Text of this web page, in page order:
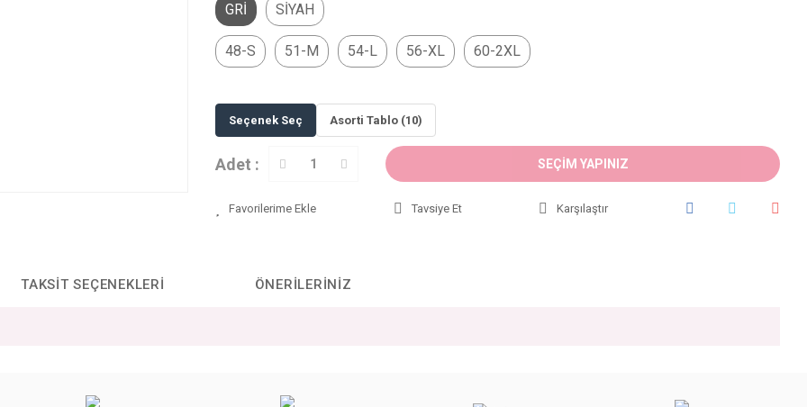
GRİ SİYAH
48-S 51-M 54-L 56-XL 60-2XL
Seçenek Seç Asorti Tablo (10)
Adet : SEÇİM YAPINIZ
Tavsiye Et Karşılaştır
TAKSIT SEÇENEKLERI ÖNERILERINIZ